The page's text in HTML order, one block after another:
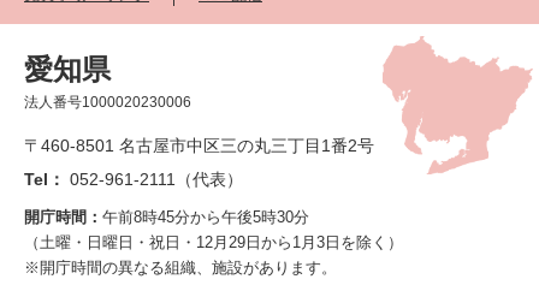
愛知県
法人番号1000020230006
〒460-8501 名古屋市中区三の丸三丁目1番2号
Tel： 052-961-2111（代表）
開庁時間： 午前8時45分から午後5時30分
（土曜・日曜日・祝日・12月29日から1月3日を除く）
※開庁時間の異なる組織、施設があります。